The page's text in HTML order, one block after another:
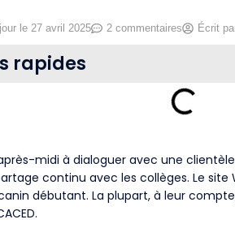
le 27 avril 2025 2 commentaires Écrit
rapides
midi à dialoguer avec une
continu avec les collèges. Le
débutant. La plupart, à leur